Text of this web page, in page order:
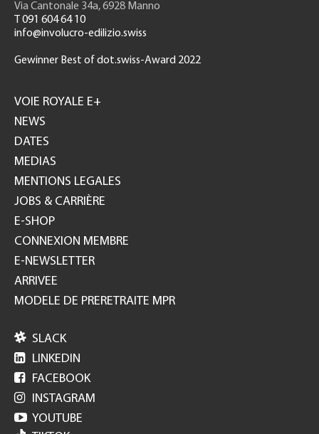
Via Cantonale 34a, 6928 Manno
T 091 604 64 10
info@involucro-edilizio.swiss
Gewinner Best of dot.swiss-Award 2022
GH
VOIE ROYALE E+
NEWS
DATES
MEDIAS
MENTIONS LEGALES
JOBS & CARRIÈRE
E-SHOP
CONNEXION MEMBRE
E-NEWSLETTER
ARRIVEE
MODELE DE PRERETRAITE MPR
 SLACK
 LINKEDIN
 FACEBOOK
 INSTAGRAM
 YOUTUBE